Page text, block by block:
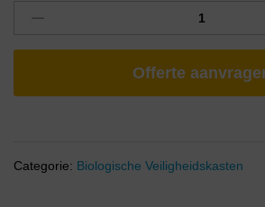
Offerte
Categorie: Biologische Veiligheidskasten